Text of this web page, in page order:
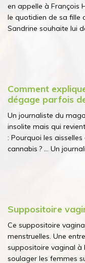
en appelle à François
le quotidien de sa fille
Sandrine souhaite lui
Comment
dégage parfois
Un journaliste du
insolite mais qui
: Pourquoi les
cannabis ? ... Un
Suppositoire
Ce suppositoire
menstruelles. Une
suppositoire vaginal à
soulager les femmes